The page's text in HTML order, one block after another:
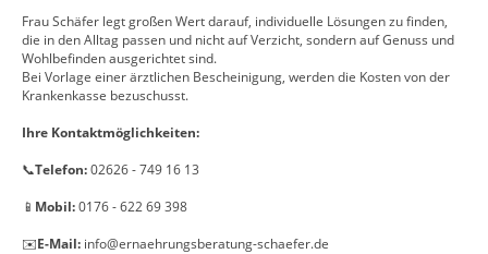
Frau Schäfer legt großen Wert darauf, individuelle Lösungen zu finden,
die in den Alltag passen und nicht auf Verzicht, sondern auf Genuss und
Wohlbefinden ausgerichtet sind.
Bei Vorlage einer ärztlichen Bescheinigung, werden die Kosten von der
Krankenkasse bezuschusst.
Ihre Kontaktmöglichkeiten:
📞Telefon:02626 - 749 16 13
📱 Mobil:0176 - 622 69 398
✉️E-Mail: info@ernaehrungsberatung-schaefer.de